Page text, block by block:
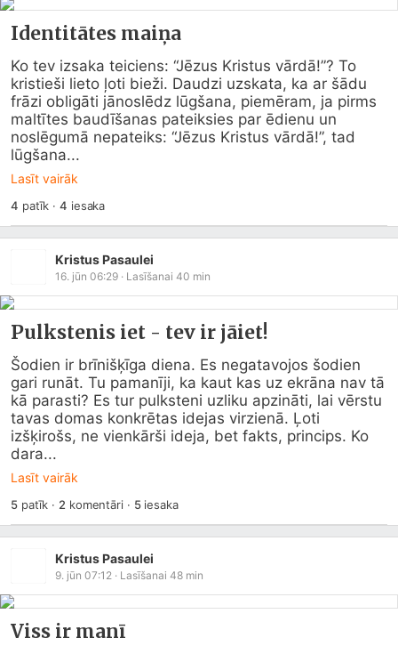
Identitātes maiņa
Ko tev izsaka teiciens: “Jēzus Kristus vārdā!”? To
kristieši lieto ļoti bieži. Daudzi uzskata, ka ar šādu
frāzi obligāti jānoslēdz lūgšana, piemēram, ja pirms
maltītes baudīšanas pateiksies par ēdienu un
noslēgumā nepateiks: “Jēzus Kristus vārdā!”, tad
lūgšana...
Lasīt vairāk
4 patīk ·4 iesaka
Kristus Pasaulei
16. jūn 06:29 · Lasīšanai 40 min
Pulkstenis iet - tev ir jāiet!
Šodien ir brīnišķīga diena. Es negatavojos šodien
gari runāt. Tu pamanīji, ka kaut kas uz ekrāna nav tā
kā parasti? Es tur pulksteni uzliku apzināti, lai vērstu
tavas domas konkrētas idejas virzienā. Ļoti
izšķirošs, ne vienkārši ideja, bet fakts, princips. Ko
dara...
Lasīt vairāk
5patīk · 2 komentāri · 5iesaka
Kristus Pasaulei
9. jūn 07:12 · Lasīšanai 48 min
Viss ir manī